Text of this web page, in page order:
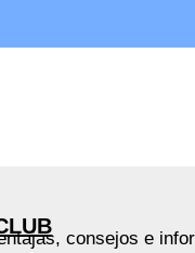
consejos e